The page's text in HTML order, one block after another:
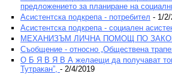
предложението за планиране на
Асистентска подкрепа - потребител - 1/
Асистентска подкрепа - социален
МЕХАНИЗЪМ ЛИЧНА ПОМОЩ ПО
Съобщение - относно „Обществена
О Б Я В Я В А желаещи да получават
Тутракан”, - 2/4/2019